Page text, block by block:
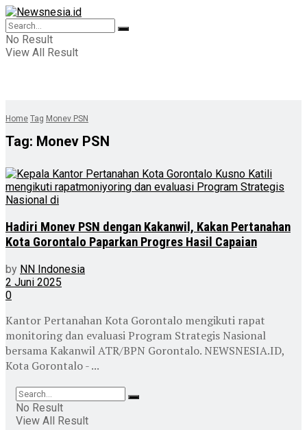
No Result
View All Result
Home Tag Monev PSN
Tag: Monev PSN
Hadiri Monev PSN dengan Kakanwil, Kakan Pertanahan
Kota Gorontalo Paparkan Progres Hasil Capaian
by NN Indonesia
2 Juni 2025
0
Kantor Pertanahan Kota Gorontalo mengikuti rapat
monitoring dan evaluasi Program Strategis Nasional
bersama Kakanwil ATR/BPN Gorontalo. NEWSNESIA.ID,
Kota Gorontalo - ...
No Result
View All Result